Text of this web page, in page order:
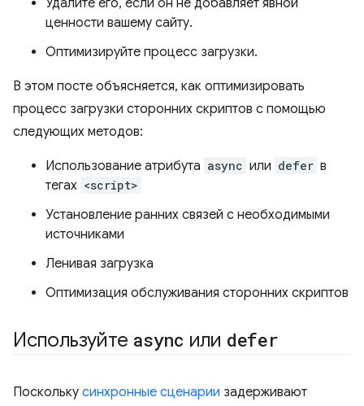
Удалите его, если он не добавляет явной
ценности вашему сайту.
Оптимизируйте процесс загрузки.
В этом посте объясняется, как оптимизировать
процесс загрузки сторонних скриптов с помощью
следующих методов:
Использование атрибута async или defer в
тегах <script>
Установление ранних связей с необходимыми
источниками
Ленивая загрузка
Оптимизация обслуживания сторонних скриптов
Используйте async или defer
Поскольку синхронные сценарии задерживают